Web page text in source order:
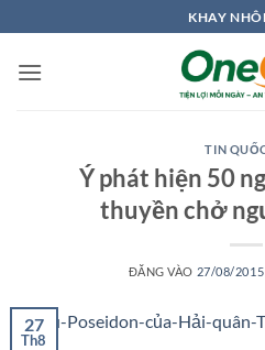
qua
nội
KHAY
TIN
Ý phát hiện 50
thuyền chở
ĐĂNG VÀO 27/08/2015
27
Th8